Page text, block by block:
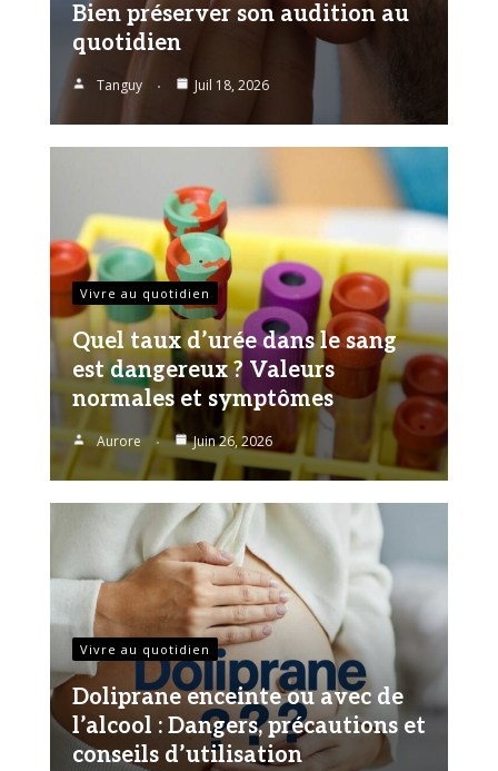
Bien préserver son audition au
quotidien
Tanguy Juil 18, 2026
Vivre au quotidien
Quel taux d’urée dans le sang
est dangereux ? Valeurs
normales et symptômes
Aurore Juin 26, 2026
Vivre au quotidien
Doliprane enceinte ou avec de
l’alcool : Dangers, précautions et
conseils d’utilisation